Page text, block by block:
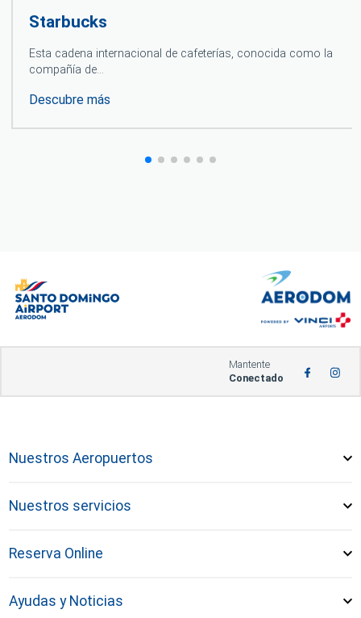
Starbucks
Esta cadena internacional de cafeterías, conocida como la
compañía de…
Descubre más
Mantente
Conectado
Nuestros Aeropuertos
Nuestros servicios
Reserva Online
Ayudas y Noticias